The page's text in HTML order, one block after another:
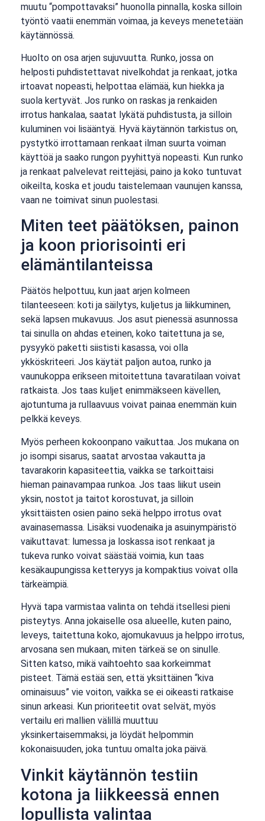
muutu “pompottavaksi” huonolla pinnalla, koska silloin
työntö vaatii enemmän voimaa, ja keveys menetetään
käytännössä.
Huolto on osa arjen sujuvuutta. Runko, jossa on
helposti puhdistettavat nivelkohdat ja renkaat, jotka
irtoavat nopeasti, helpottaa elämää, kun hiekka ja
suola kertyvät. Jos runko on raskas ja renkaiden
irrotus hankalaa, saatat lykätä puhdistusta, ja silloin
kuluminen voi lisääntyä. Hyvä käytännön tarkistus on,
pystytkö irrottamaan renkaat ilman suurta voiman
käyttöä ja saako rungon pyyhittyä nopeasti. Kun runko
ja renkaat palvelevat reittejäsi, paino ja koko tuntuvat
oikeilta, koska et joudu taistelemaan vaunujen kanssa,
vaan ne toimivat sinun puolestasi.
Miten teet päätöksen, painon
ja koon priorisointi eri
elämäntilanteissa
Päätös helpottuu, kun jaat arjen kolmeen
tilanteeseen: koti ja säilytys, kuljetus ja liikkuminen,
sekä lapsen mukavuus. Jos asut pienessä asunnossa
tai sinulla on ahdas eteinen, koko taitettuna ja se,
pysyykö paketti siististi kasassa, voi olla
ykköskriteeri. Jos käytät paljon autoa, runko ja
vaunukoppa erikseen mitoitettuna tavaratilaan voivat
ratkaista. Jos taas kuljet enimmäkseen kävellen,
ajotuntuma ja rullaavuus voivat painaa enemmän kuin
pelkkä keveys.
Myös perheen kokoonpano vaikuttaa. Jos mukana on
jo isompi sisarus, saatat arvostaa vakautta ja
tavarakorin kapasiteettia, vaikka se tarkoittaisi
hieman painavampaa runkoa. Jos taas liikut usein
yksin, nostot ja taitot korostuvat, ja silloin
yksittäisten osien paino sekä helppo irrotus ovat
avainasemassa. Lisäksi vuodenaika ja asuinympäristö
vaikuttavat: lumessa ja loskassa isot renkaat ja
tukeva runko voivat säästää voimia, kun taas
kesäkaupungissa ketteryys ja kompaktius voivat olla
tärkeämpiä.
Hyvä tapa varmistaa valinta on tehdä itsellesi pieni
pisteytys. Anna jokaiselle osa alueelle, kuten paino,
leveys, taitettuna koko, ajomukavuus ja helppo irrotus,
arvosana sen mukaan, miten tärkeä se on sinulle.
Sitten katso, mikä vaihtoehto saa korkeimmat
pisteet. Tämä estää sen, että yksittäinen “kiva
ominaisuus” vie voiton, vaikka se ei oikeasti ratkaise
sinun arkeasi. Kun prioriteetit ovat selvät, myös
vertailu eri mallien välillä muuttuu
yksinkertaisemmaksi, ja löydät helpommin
kokonaisuuden, joka tuntuu omalta joka päivä.
Vinkit käytännön testiin
kotona ja liikkeessä ennen
lopullista valintaa